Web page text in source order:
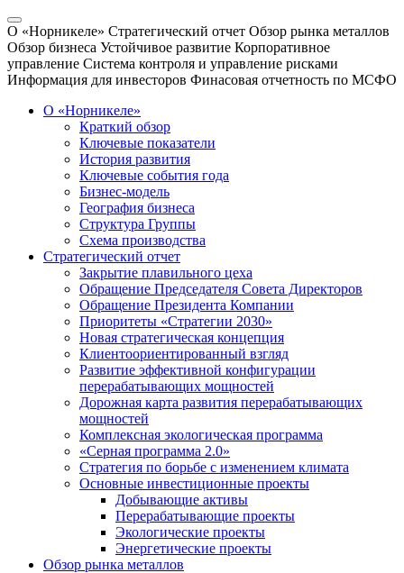
О «Норникеле» Стратегический отчет Обзор рынка металлов
Обзор бизнеса Устойчивое развитие Корпоративное
управление Система контроля и управление рисками
Информация для инвесторов Финасовая отчетность по МСФО
О «Норникеле»
Краткий обзор
Ключевые показатели
История развития
Ключевые события года
Бизнес-модель
География бизнеса
Структура Группы
Схема производства
Стратегический отчет
Закрытие плавильного цеха
Обращение Председателя Совета Директоров
Обращение Президента Компании
Приоритеты «Стратегии 2030»
Новая стратегическая концепция
Клиентоориентированный взгляд
Развитие эффективной конфигурации
перерабатывающих мощностей
Дорожная карта развития перерабатывающих
мощностей
Комплексная экологическая программа
«Серная программа 2.0»
Стратегия по борьбе с изменением климата
Основные инвестиционные проекты
Добывающие активы
Перерабатывающие проекты
Экологические проекты
Энергетические проекты
Обзор рынка металлов